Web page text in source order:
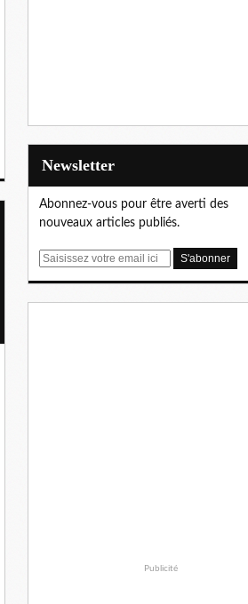
Newsletter
Abonnez-vous pour être averti des
nouveaux articles publiés.
E
Publicité